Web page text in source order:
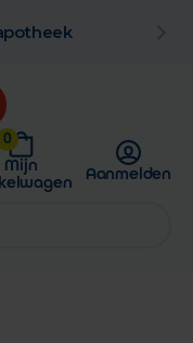
0
Mijn
Aanmelden